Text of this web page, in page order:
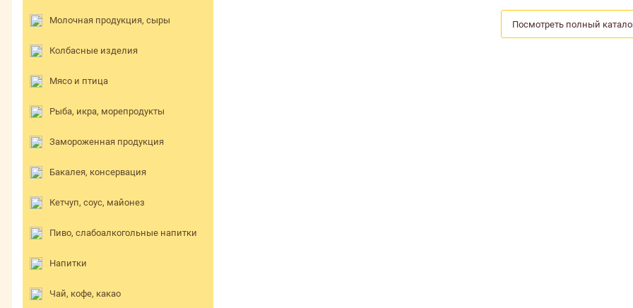
Молочная продукция, сыры
Колбасные изделия
Мясо и птица
Рыба, икра, морепродукты
Замороженная продукция
Бакалея, консервация
Кетчуп, соус, майонез
Пиво, слабоалкогольные напитки
Напитки
Чай, кофе, какао
Посмотреть полный